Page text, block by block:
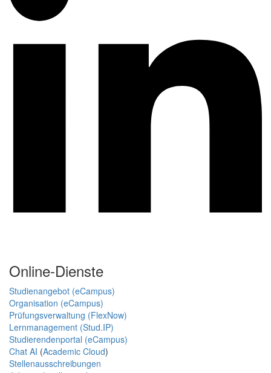
Online-Dienste
Studienangebot (eCampus)
Organisation (eCampus)
Prüfungsverwaltung (FlexNow)
Lernmanagement (Stud.IP)
Studierendenportal (eCampus)
Chat AI (Academic Cloud)
Stellenausschreibungen